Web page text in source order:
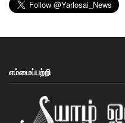
எம்மைப்பற்றி